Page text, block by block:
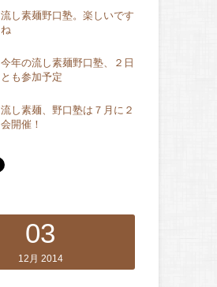
流し素麺野口塾。楽しいです
ね
今年の流し素麺野口塾、２日
とも参加予定
流し素麺、野口塾は７月に２
会開催！
03
12月 2014